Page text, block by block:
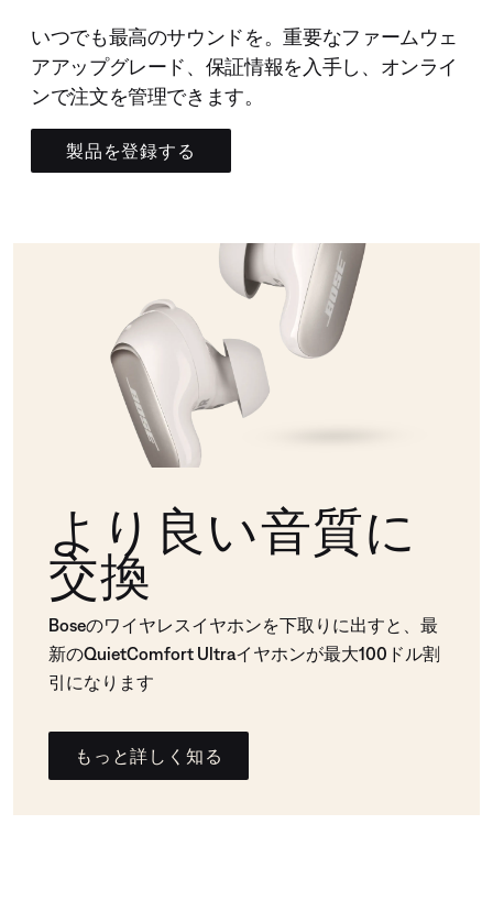
いつでも最高のサウンドを。重要なファームウェ
アアップグレード、保証情報を入手し、オンライ
ンで注文を管理できます。
製品を登録する
より良い音質に
交換
Boseのワイヤレスイヤホンを下取りに出すと、最
新のQuietComfort Ultraイヤホンが最大100ドル割
引になります
もっと詳しく知る